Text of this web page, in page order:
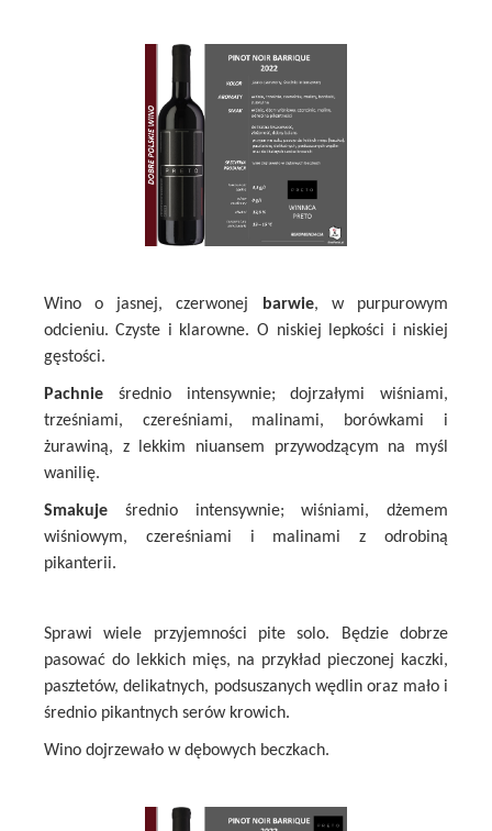
Wino o jasnej, czerwonej barwie, w purpurowym
odcieniu. Czyste i klarowne. O niskiej lepkości i niskiej
gęstości.
Pachnie średnio intensywnie; dojrzałymi wiśniami,
trześniami, czereśniami, malinami, borówkami i
żurawiną, z lekkim niuansem przywodzącym na myśl
wanilię.
Smakuje średnio intensywnie; wiśniami, dżemem
wiśniowym, czereśniami i malinami z odrobiną
pikanterii.
Sprawi wiele przyjemności pite solo. Będzie dobrze
pasować do lekkich mięs, na przykład pieczonej kaczki,
pasztetów, delikatnych, podsuszanych wędlin oraz mało i
średnio pikantnych serów krowich.
Wino dojrzewało w dębowych beczkach.